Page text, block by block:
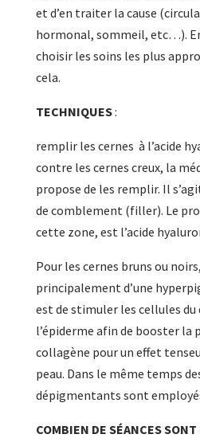
et d’en traiter la cause
hormonal, sommeil, etc…).
choisir les soins les plus
cela.
TECHNIQUES:
remplir les cernes à l’acide
contre les cernes creux, la
propose de les remplir. Il
de comblement (filler). Le
cette zone, est l’acide
Pour les cernes bruns ou
principalement d’une
est de stimuler les cellules du
l’épiderme afin de booster la
collagène pour un effet
peau. Dans le même temps
dépigmentants sont
COMBIEN DE SÉANCES